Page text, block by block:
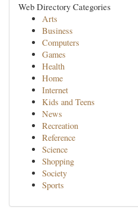
Web Directory Categories
Arts
Business
Computers
Games
Health
Home
Internet
Kids and Teens
News
Recreation
Reference
Science
Shopping
Society
Sports